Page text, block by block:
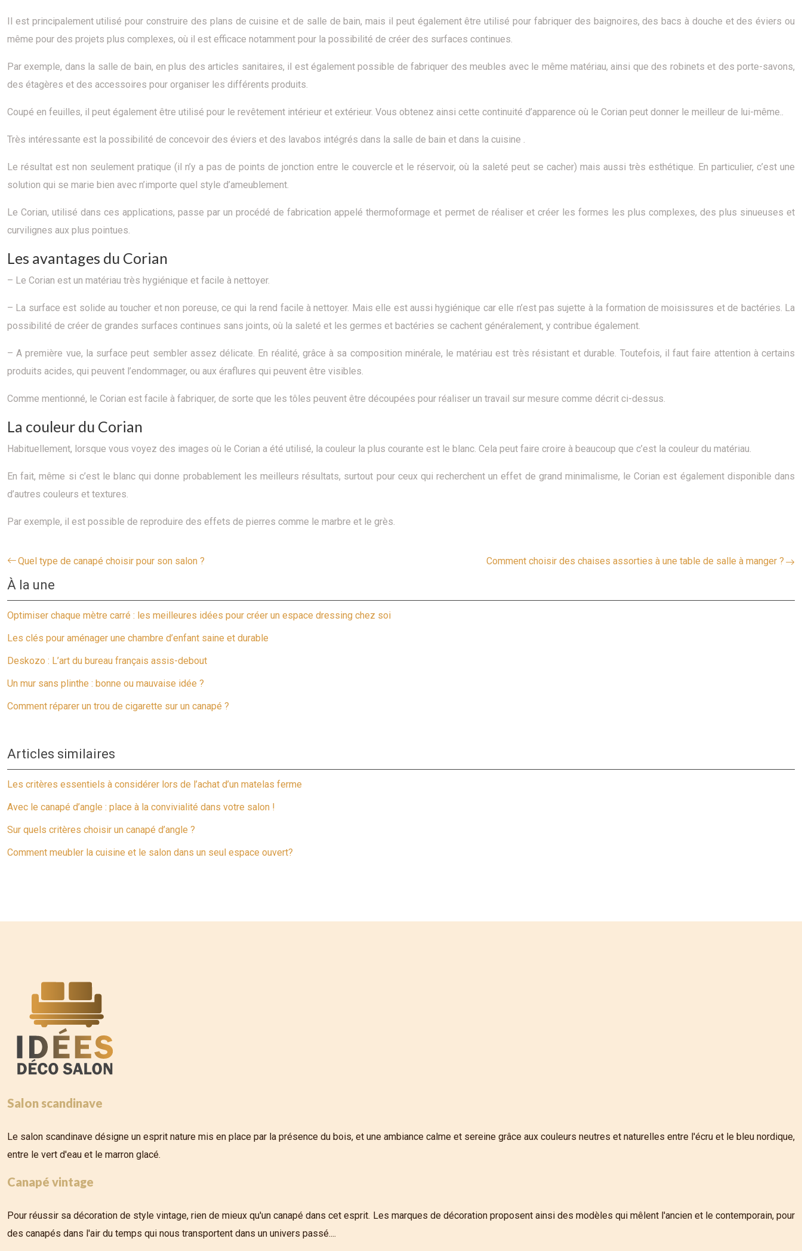
Il est principalement utilisé pour construire des plans de cuisine et de salle de bain, mais il peut également être utilisé pour fabriquer des baignoires, des bacs à douche et des éviers ou
même pour des projets plus complexes, où il est efficace notamment pour la possibilité de créer des surfaces continues.
Par exemple, dans la salle de bain, en plus des articles sanitaires, il est également possible de fabriquer des meubles avec le même matériau, ainsi que des robinets et des porte-savons,
des étagères et des accessoires pour organiser les différents produits.
Coupé en feuilles, il peut également être utilisé pour le revêtement intérieur et extérieur. Vous obtenez ainsi cette continuité d’apparence où le Corian peut donner le meilleur de lui-même..
Très intéressante est la possibilité de concevoir des éviers et des lavabos intégrés dans la salle de bain et dans la cuisine .
Le résultat est non seulement pratique (il n’y a pas de points de jonction entre le couvercle et le réservoir, où la saleté peut se cacher) mais aussi très esthétique. En particulier, c’est une
solution qui se marie bien avec n’importe quel style d’ameublement.
Le Corian, utilisé dans ces applications, passe par un procédé de fabrication appelé thermoformage et permet de réaliser et créer les formes les plus complexes, des plus sinueuses et
curvilignes aux plus pointues.
Les avantages du Corian
– Le Corian est un matériau très hygiénique et facile à nettoyer.
– La surface est solide au toucher et non poreuse, ce qui la rend facile à nettoyer. Mais elle est aussi hygiénique car elle n’est pas sujette à la formation de moisissures et de bactéries. La
possibilité de créer de grandes surfaces continues sans joints, où la saleté et les germes et bactéries se cachent généralement, y contribue également.
– A première vue, la surface peut sembler assez délicate. En réalité, grâce à sa composition minérale, le matériau est très résistant et durable. Toutefois, il faut faire attention à certains
produits acides, qui peuvent l’endommager, ou aux éraflures qui peuvent être visibles.
Comme mentionné, le Corian est facile à fabriquer, de sorte que les tôles peuvent être découpées pour réaliser un travail sur mesure comme décrit ci-dessus.
La couleur du Corian
Habituellement, lorsque vous voyez des images où le Corian a été utilisé, la couleur la plus courante est le blanc. Cela peut faire croire à beaucoup que c’est la couleur du matériau.
En fait, même si c’est le blanc qui donne probablement les meilleurs résultats, surtout pour ceux qui recherchent un effet de grand minimalisme, le Corian est également disponible dans
d’autres couleurs et textures.
Par exemple, il est possible de reproduire des effets de pierres comme le marbre et le grès.
Quel type de canapé choisir pour son salon ? Comment choisir des chaises assorties à une table de salle à manger ?
À la une
Optimiser chaque mètre carré : les meilleures idées pour créer un espace dressing chez soi
Les clés pour aménager une chambre d’enfant saine et durable
Deskozo : L’art du bureau français assis-debout
Un mur sans plinthe : bonne ou mauvaise idée ?
Comment réparer un trou de cigarette sur un canapé ?
Articles similaires
Les critères essentiels à considérer lors de l’achat d’un matelas ferme
Avec le canapé d’angle : place à la convivialité dans votre salon !
Sur quels critères choisir un canapé d’angle ?
Comment meubler la cuisine et le salon dans un seul espace ouvert?
Salon scandinave
Le salon scandinave désigne un esprit nature mis en place par la présence du bois, et une ambiance calme et sereine grâce aux couleurs neutres et naturelles entre l'écru et le bleu nordique,
entre le vert d'eau et le marron glacé.
Canapé vintage
Pour réussir sa décoration de style vintage, rien de mieux qu'un canapé dans cet esprit. Les marques de décoration proposent ainsi des modèles qui mêlent l'ancien et le contemporain, pour
des canapés dans l'air du temps qui nous transportent dans un univers passé....